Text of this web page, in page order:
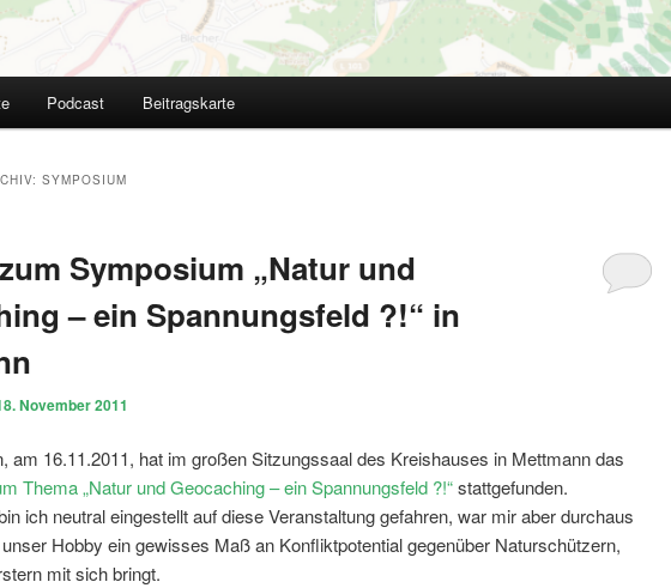
Podcast Beitragskarte
SYMPOSIUM
Symposium „Natur und
– ein Spannungsfeld ?!“ in
November 2011
am 16.11.2011, hat im großen Sitzungssaal des Kreishauses in Mettmann das
Thema „Natur und Geocaching – ein Spannungsfeld ?!“stattgefunden.
ich neutral eingestellt auf diese Veranstaltung gefahren, war mir aber durchaus
Hobby ein gewisses Maß an Konfliktpotential gegenüber Naturschützern,
mit sich bringt.